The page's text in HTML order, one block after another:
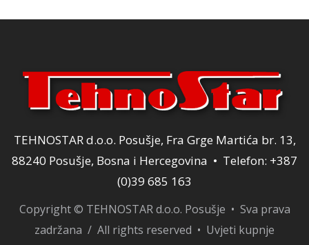
TEHNOSTAR d.o.o. Posušje, Fra Grge Martića br. 13,
88240 Posušje, Bosna i Hercegovina • Telefon: +387
(0)39 685 163
Copyright © TEHNOSTAR d.o.o. Posušje • Sva prava
zadržana / All rights reserved • Uvjeti kupnje